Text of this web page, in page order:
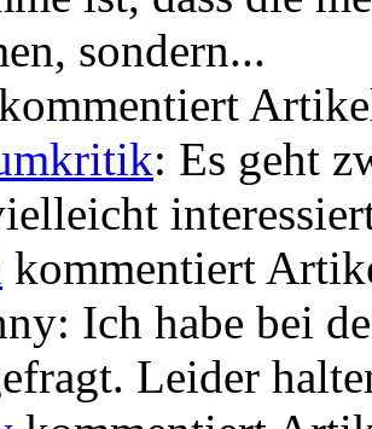
sondern...
: Es geht
kommentiert
Ich habe bei
Leider